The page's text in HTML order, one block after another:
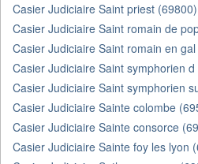
Casier Judiciaire Saint priest (69800)
Casier Judiciaire Saint romain de
Casier Judiciaire Saint romain en
Casier Judiciaire Saint symphorien
Casier Judiciaire Saint symphorien
Casier Judiciaire Sainte colombe
Casier Judiciaire Sainte consorce
Casier Judiciaire Sainte foy les lyon